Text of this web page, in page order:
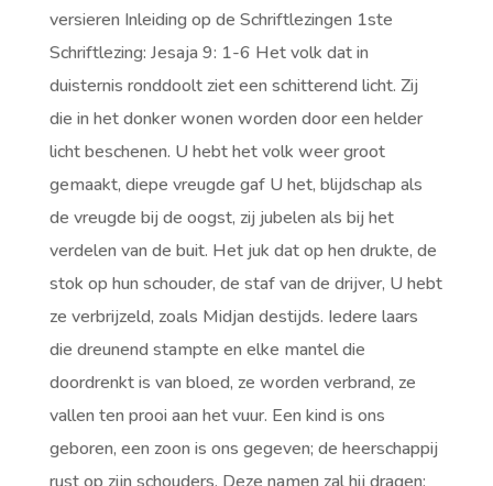
versieren Inleiding op de Schriftlezingen 1ste
Schriftlezing: Jesaja 9: 1-6 Het volk dat in
duisternis ronddoolt ziet een schitterend licht. Zij
die in het donker wonen worden door een helder
licht beschenen. U hebt het volk weer groot
gemaakt, diepe vreugde gaf U het, blijdschap als
de vreugde bij de oogst, zij jubelen als bij het
verdelen van de buit. Het juk dat op hen drukte, de
stok op hun schouder, de staf van de drijver, U hebt
ze verbrijzeld, zoals Midjan destijds. Iedere laars
die dreunend stampte en elke mantel die
doordrenkt is van bloed, ze worden verbrand, ze
vallen ten prooi aan het vuur. Een kind is ons
geboren, een zoon is ons gegeven; de heerschappij